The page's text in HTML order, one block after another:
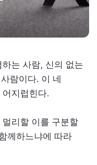
는 사람, 신의 없는
람이다. 이 네
지럽힌다.
리할 이를 구분할
께하느냐에 따라